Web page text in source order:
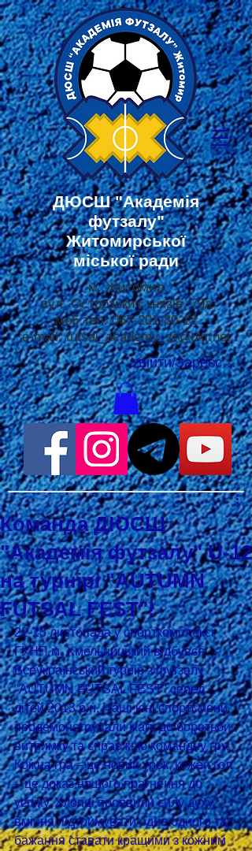
ДЮСШ"Академія
футзалу"
Житомирської
міської ради
Увійти/
м. Житомир
вул. Острозьких князів, 79а
моб.тел:067-201-80-12
e-mail:futsal_academy_zt@ukr.net
Команда ДЮСШ
"Академія футзалу" U-12
на турнірі "AUTUMN
FUTSAL FEST"!
22-23 листопада у спорткомплексі
ГУНП м. Хмельницький відбувся
Всеукраїнський турнір з футзалу
"AUTUMN FUTSAL FEST" серед
дітей 2013 р.н. Наші юні спортсмени
продемонстрували жагу до боротьби,
витримку та справжню командну гру.
Кожна гра – це новий урок, кожен гол
– це доказ нашого прагнення до
успіху. Хлопці проявили силу духу,
вміння підтримувати одне одного та
бажання ставати кращими з кожним